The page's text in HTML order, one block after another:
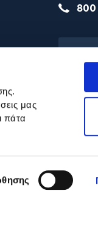
μας
πάτα
800